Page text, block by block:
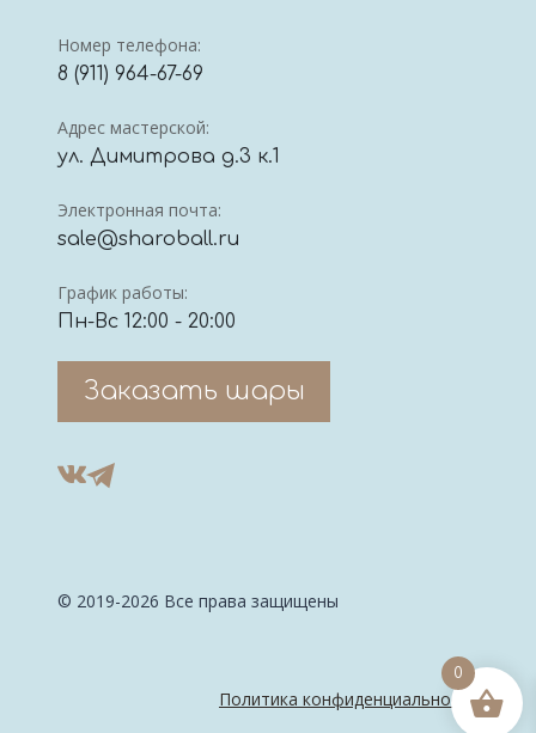
Номер телефона:
8 (911) 964-67-69
Адрес мастерской:
ул. Димитрова д.3 к.1
Электронная почта:
sale@sharoball.ru
График работы:
Пн-Вс 12:00 - 20:00
Заказать шары
© 2019-2026 Все права защищены
Политика конфиденциальности
0